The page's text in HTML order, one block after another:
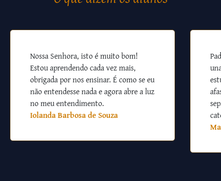
Nossa Senhora, isto é muito bom!
Estou aprendendo cada vez mais,
obrigada por nos ensinar. É como se eu
não entendesse nada e agora abre a luz
no meu entendimento.
Iolanda Barbosa de Souza